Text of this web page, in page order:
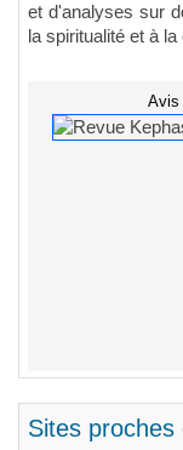
et d'analyses sur
la spiritualité et à
Avis
Sites proches